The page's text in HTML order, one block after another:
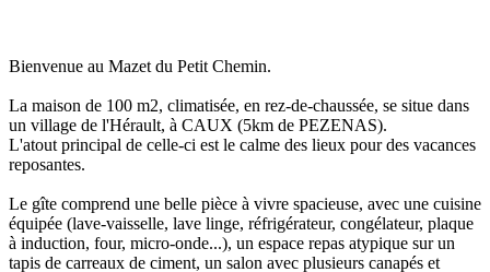
Bienvenue au Mazet du Petit Chemin.
La maison de 100 m2, climatisée, en rez-de-chaussée, se situe dans
un village de l'Hérault, à CAUX (5km de PEZENAS).
L'atout principal de celle-ci est le calme des lieux pour des vacances
reposantes.
Le gîte comprend une belle pièce à vivre spacieuse, avec une cuisine
équipée (lave-vaisselle, lave linge, réfrigérateur, congélateur, plaque
à induction, four, micro-onde...), un espace repas atypique sur un
tapis de carreaux de ciment, un salon avec plusieurs canapés et